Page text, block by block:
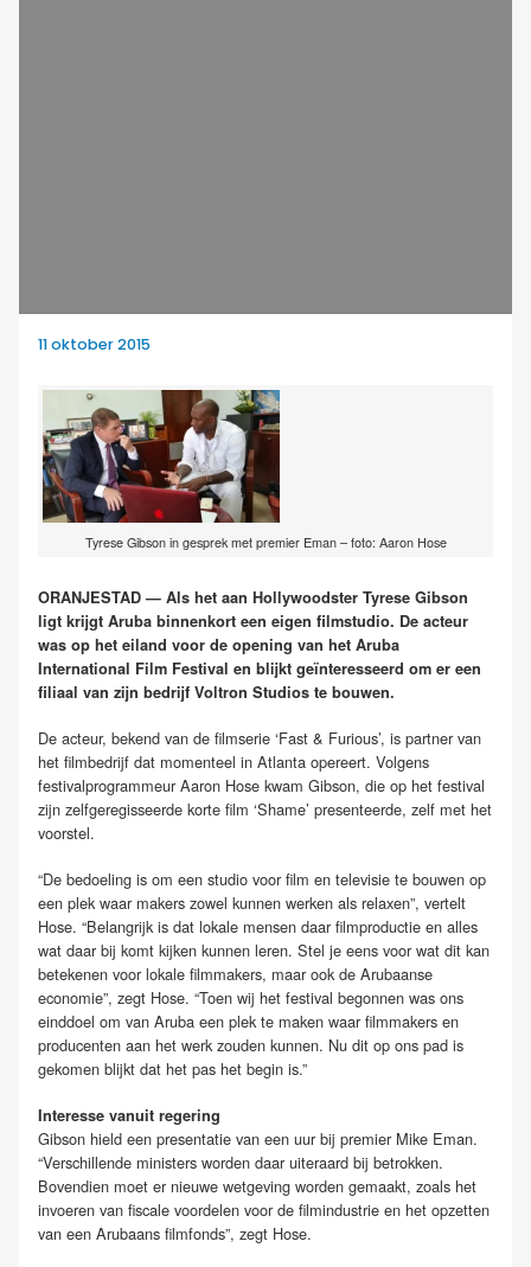
11 oktober 2015
Tyrese Gibson in gesprek met premier Eman – foto: Aaron Hose
ORANJESTAD — Als het aan Hollywoodster Tyrese Gibson
ligt krijgt Aruba binnenkort een eigen filmstudio. De acteur
was op het eiland voor de opening van het Aruba
International Film Festival en blijkt geïnteresseerd om er een
filiaal van zijn bedrijf Voltron Studios te bouwen.
De acteur, bekend van de filmserie ‘Fast & Furious’, is partner van
het filmbedrijf dat momenteel in Atlanta opereert. Volgens
festivalprogrammeur Aaron Hose kwam Gibson, die op het festival
zijn zelfgeregisseerde korte film ‘Shame’ presenteerde, zelf met het
voorstel.
“De bedoeling is om een studio voor film en televisie te bouwen op
een plek waar makers zowel kunnen werken als relaxen”, vertelt
Hose. “Belangrijk is dat lokale mensen daar filmproductie en alles
wat daar bij komt kijken kunnen leren. Stel je eens voor wat dit kan
betekenen voor lokale filmmakers, maar ook de Arubaanse
economie”, zegt Hose. “Toen wij het festival begonnen was ons
einddoel om van Aruba een plek te maken waar filmmakers en
producenten aan het werk zouden kunnen. Nu dit op ons pad is
gekomen blijkt dat het pas het begin is.”
Interesse vanuit regering
Gibson hield een presentatie van een uur bij premier Mike Eman.
“Verschillende ministers worden daar uiteraard bij betrokken.
Bovendien moet er nieuwe wetgeving worden gemaakt, zoals het
invoeren van fiscale voordelen voor de filmindustrie en het opzetten
van een Arubaans filmfonds”, zegt Hose.